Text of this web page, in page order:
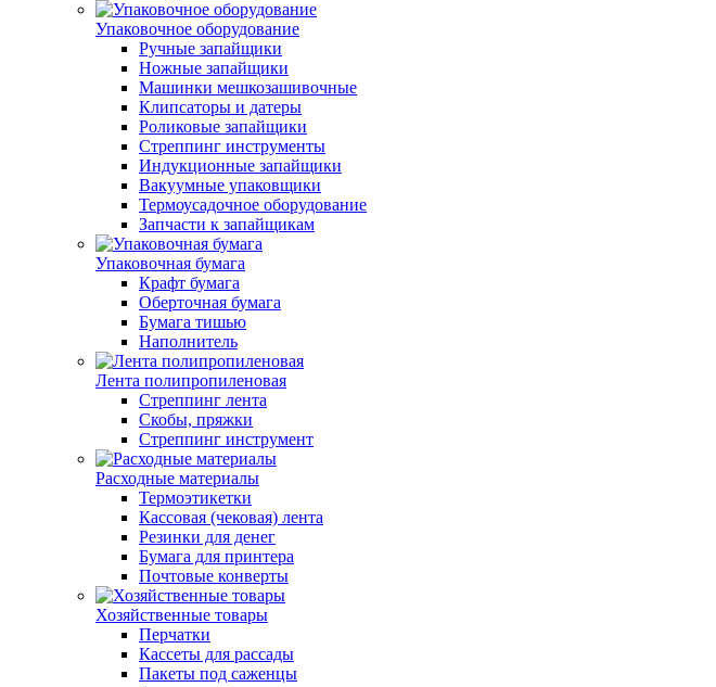
Упаковочное оборудование
Ручные запайщики
Ножные запайщики
Машинки мешкозашивочные
Клипсаторы и датеры
Роликовые запайщики
Стреппинг инструменты
Индукционные запайщики
Вакуумные упаковщики
Термоусадочное оборудование
Запчасти к запайщикам
Упаковочная бумага
Крафт бумага
Оберточная бумага
Бумага тишью
Наполнитель
Лента полипропиленовая
Стреппинг лента
Скобы, пряжки
Стреппинг инструмент
Расходные материалы
Термоэтикетки
Кассовая (чековая) лента
Резинки для денег
Бумага для принтера
Почтовые конверты
Хозяйственные товары
Перчатки
Кассеты для рассады
Пакеты под саженцы